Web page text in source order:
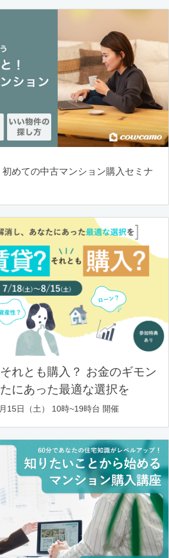
めての中古マンション購入セミナ
れとも購入？ お金のギモン
にあった最適な選択を
15日（土） 10時~19時台 開催